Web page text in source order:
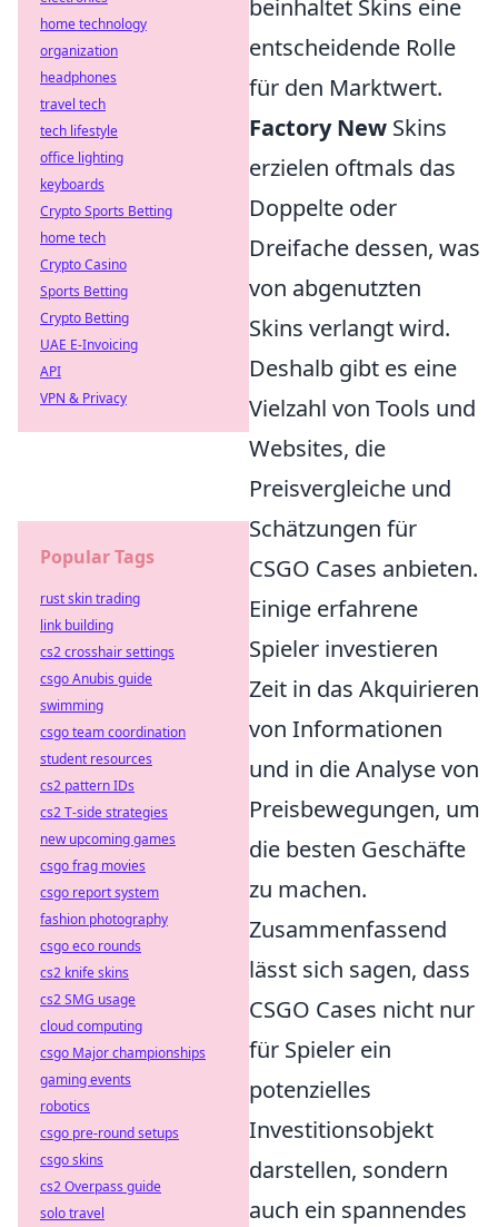
beinhaltet Skins eine
entscheidende Rolle
für den Marktwert.
Factory New Skins
erzielen oftmals das
Doppelte oder
Dreifache dessen, was
von abgenutzten
Skins verlangt wird.
Deshalb gibt es eine
Vielzahl von Tools und
Websites, die
Preisvergleiche und
Schätzungen für
CSGO Cases anbieten.
Einige erfahrene
Spieler investieren
Zeit in das Akquirieren
von Informationen
und in die Analyse von
Preisbewegungen, um
die besten Geschäfte
zu machen.
Zusammenfassend
lässt sich sagen, dass
CSGO Cases nicht nur
für Spieler ein
potenzielles
Investitionsobjekt
darstellen, sondern
auch ein spannendes
home technology
organization
headphones
travel tech
tech lifestyle
office lighting
keyboards
Crypto Sports Betting
home tech
Crypto Casino
Sports Betting
Crypto Betting
UAE E-Invoicing
API
VPN & Privacy
Popular Tags
rust skin trading
link building
cs2 crosshair settings
csgo Anubis guide
swimming
csgo team coordination
student resources
cs2 pattern IDs
cs2 T-side strategies
new upcoming games
csgo frag movies
csgo report system
fashion photography
csgo eco rounds
cs2 knife skins
cs2 SMG usage
cloud computing
csgo Major championships
gaming events
robotics
csgo pre-round setups
csgo skins
cs2 Overpass guide
solo travel